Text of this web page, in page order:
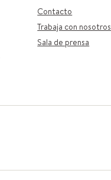
Contacto
Trabaja con nosotros
Sala de prensa